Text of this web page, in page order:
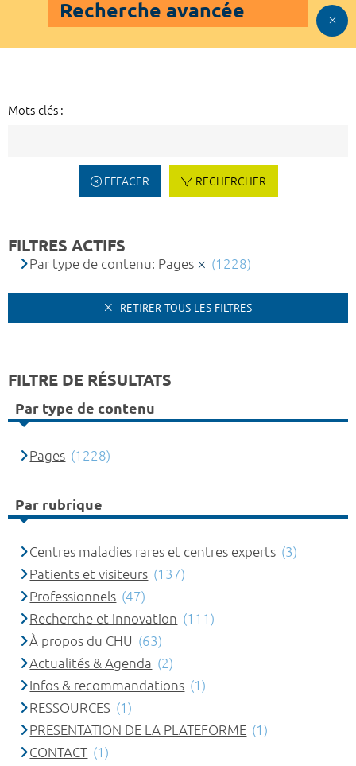
Recherche avancée
Mots-clés :
EFFACER RECHERCHER
FILTRES ACTIFS
Par type de contenu: Pages (1228)
RETIRER TOUS LES FILTRES
FILTRE DE RÉSULTATS
Par type de contenu
Pages (1228)
Par rubrique
Centres maladies rares et centres experts (3)
Patients et visiteurs (137)
Professionnels (47)
Recherche et innovation (111)
À propos du CHU (63)
Actualités & Agenda (2)
Infos & recommandations (1)
RESSOURCES (1)
PRESENTATION DE LA PLATEFORME (1)
CONTACT (1)